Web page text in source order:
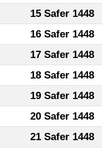
15 Safer 1448
16 Safer 1448
17 Safer 1448
18 Safer 1448
19 Safer 1448
20 Safer 1448
21 Safer 1448